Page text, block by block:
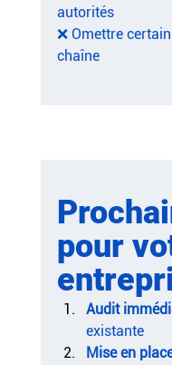
autorités
❌ Omettre
chaîne
pour
Audit
existante
Mise en